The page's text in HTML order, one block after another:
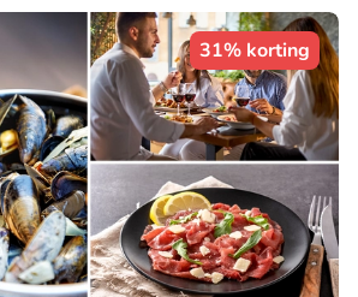
31% korting